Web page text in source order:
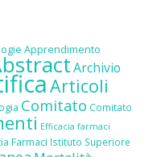
Apprendimento
Archivio
Articoli
Comitato Comitato
Efficacia farmaci
Farmaci Istituto Superiore